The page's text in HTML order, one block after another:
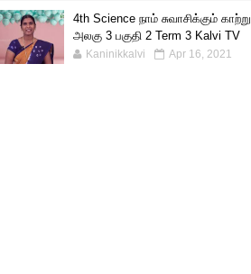
4th Science நாம் சுவாசிக்கும் காற்று
அலகு 3 பகுதி 2 Term 3 Kalvi TV
Kaninikkalvi Apr 16, 2021